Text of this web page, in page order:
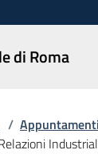
di Roma
/ Appuntamenti